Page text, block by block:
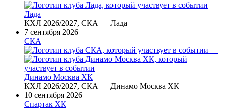
Лада
КХЛ 2026/2027, СКА — Лада
7 сентября 2026
СКА
—
Динамо Москва ХК
КХЛ 2026/2027, СКА — Динамо Москва ХК
10 сентября 2026
Спартак ХК